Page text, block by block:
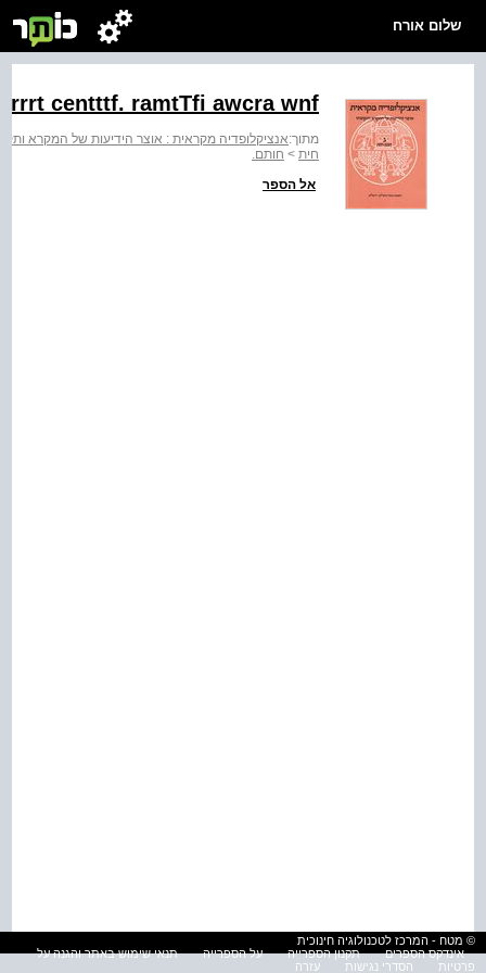
שלום אורח
centttf. ramtTfi awcra wnf‬
מתוך:אנציקלופדיה מקראית : אוצר הידיעות של המקרא
חית > חותם.
אל הספר
© מטח - המרכז לטכנולוגיה חינוכית
אינדקס הספרים
תקנון הספרייה על הספרייה
תנאי שימוש באתר והגנה על
פרטיות
הסדרי נגישות עזרה